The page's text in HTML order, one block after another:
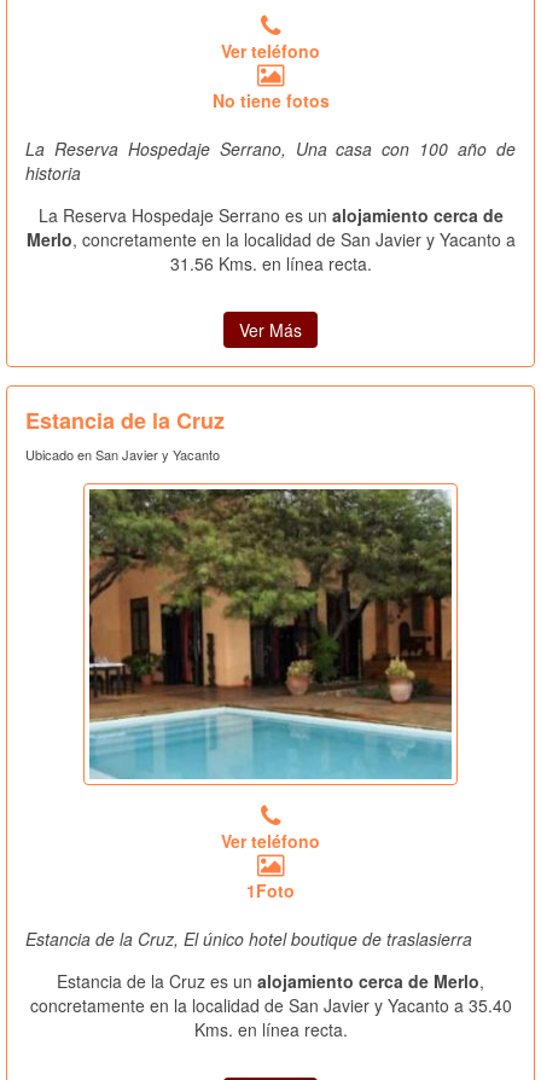
Ver teléfono
No tiene fotos
La Reserva Hospedaje Serrano, Una casa con 100 año de
historia
La Reserva Hospedaje Serrano es un alojamiento cerca de
Merlo, concretamente en la localidad de San Javier y Yacanto a
31.56 Kms. en línea recta.
Ver Más
Estancia de la Cruz
Ubicado en San Javier y Yacanto
Ver teléfono
1Foto
Estancia de la Cruz, El único hotel boutique de traslasierra
Estancia de la Cruz es un alojamiento cerca de Merlo,
concretamente en la localidad de San Javier y Yacanto a 35.40
Kms. en línea recta.